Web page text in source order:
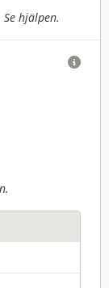
hjälpen.
